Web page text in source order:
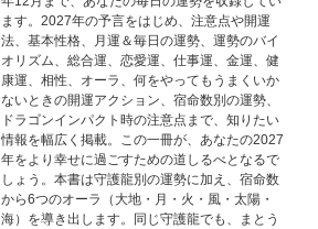
ます。2027年の予言をはじめ、注意点や開運
法、基本性格、月運＆毎日の運勢、運勢のバイ
オリズム、総合運、恋愛運、仕事運、金運、健
康運、相性、オーラ、何をやってもうまくいか
ないときの開運アクション、宿命数別の運勢、
ドラゴンインパクト時の注意点まで、知りたい
情報を幅広く掲載。この一冊が、あなたの2027
年をより幸せに過ごすための道しるべとなるで
しょう。本書は守護龍別の運勢に加え、宿命数
から6つのオーラ（大地・月・火・風・太陽・
海）を導き出します。同じ守護龍でも、まとう